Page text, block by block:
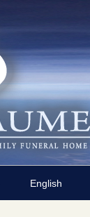
English